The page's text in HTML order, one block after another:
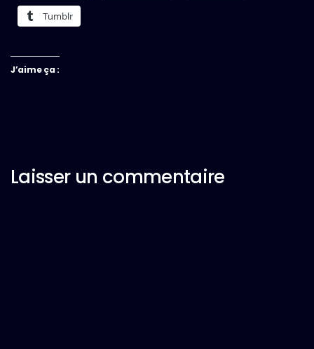
Tumblr
J’aime ça :
Laisser un commentaire